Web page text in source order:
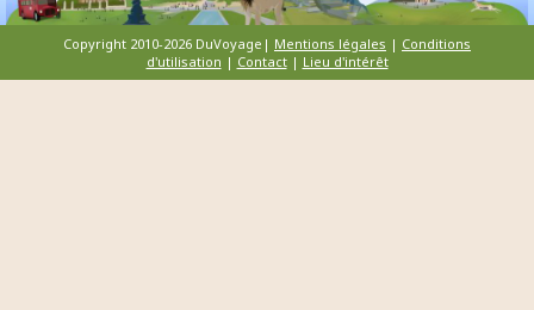
Copyright 2010-2026 DuVoyage| Mentions légales | Conditions
d'utilisation | Contact| Lieu d'intérêt